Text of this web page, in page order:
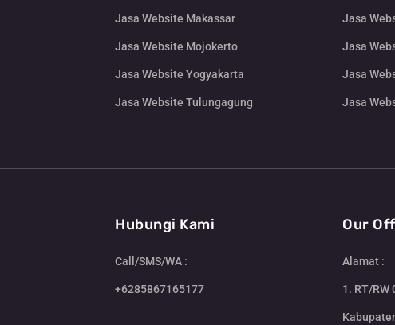
Jasa Website Makassar
Jasa Website Mojokerto
Jasa Website Yogyakarta
Jasa Website Tulungagung
Jasa
Jasa
Jasa
Jasa
Hubungi Kami
Call/SMS/WA :
+6285867165177
Our
Alamat :
1. RT/RW